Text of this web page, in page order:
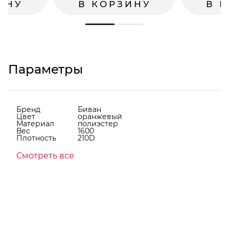
В КОРЗИНУ В
Параметры
Бренд Биван
Цвет оранжевый
Материал полиэстер
Вес 1600
Плотность 210D
Смотреть все